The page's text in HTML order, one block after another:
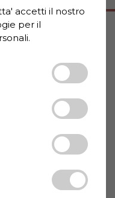
accetti il ​​nostro
per il